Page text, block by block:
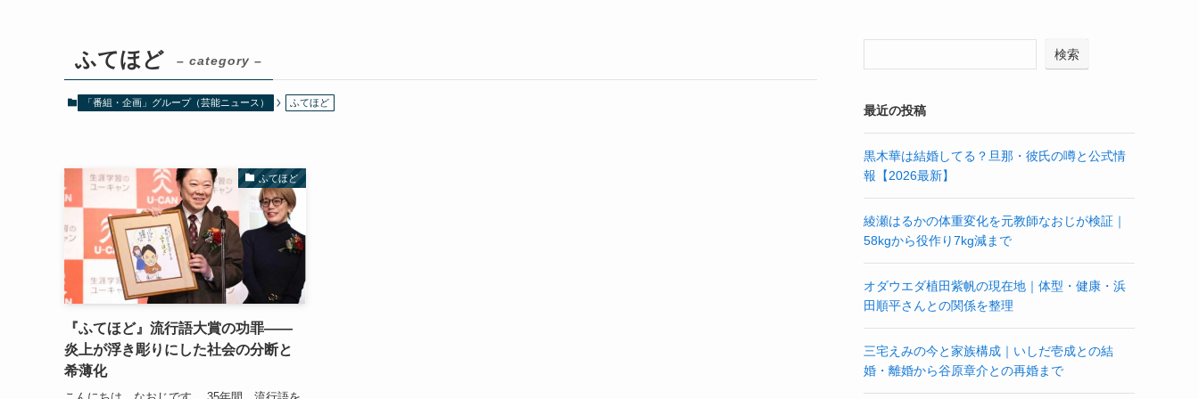
ふてほど – category –
「番組・企画」グループ（芸能ニュース） ふてほど
ふてほど
『ふてほど』流行語大賞の功罪――
炎上が浮き彫りにした社会の分断と
希薄化
検索
最近の投稿
黒木華は結婚してる？旦那・彼氏の噂と公式情
報【2026最新】
綾瀬はるかの体重変化を元教師なおじが検証｜
58kgから役作り7kg減まで
オダウエダ植田紫帆の現在地｜体型・健康・浜
田順平さんとの関係を整理
三宅えみの今と家族構成｜いしだ壱成との結
婚・離婚から谷原章介との再婚まで